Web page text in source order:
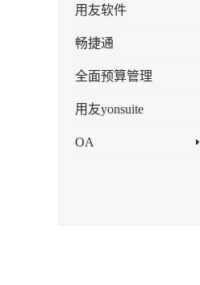
用友软件
畅捷通
全面预算管理
用友yonsuite
OA